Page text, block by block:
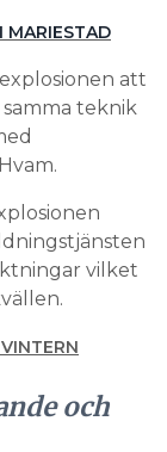
MARIESTAD
att
teknik
vilket
och